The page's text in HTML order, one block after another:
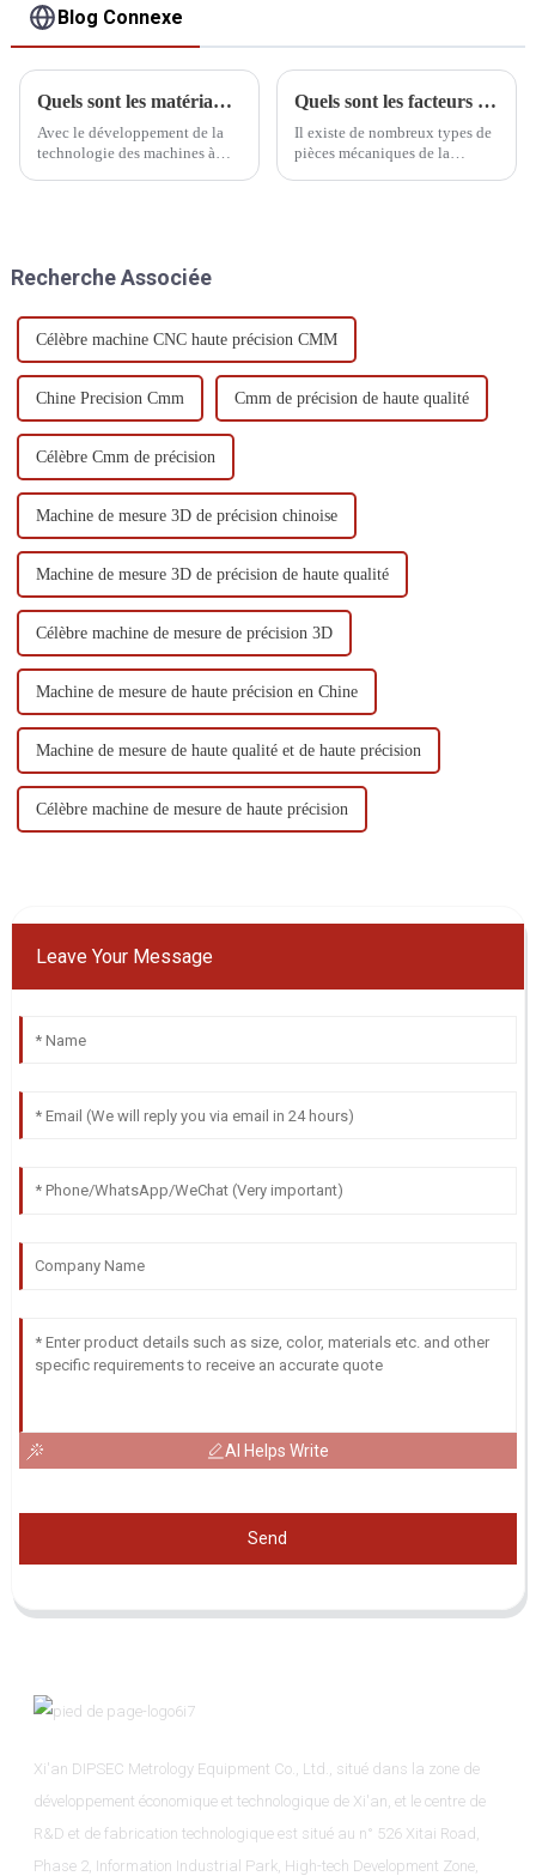
Blog Connexe
Quels sont les matériaux structurels courants du CMM
Avec le développement de la
technologie des machines à
précision de mesure,…
Quels sont les facteurs qui affectent les machines CMM ?
Il existe de nombreux types de
pièces mécaniques de la
Recherche Associée
Célèbre machine CNC haute précision CMM
Chine Precision Cmm Cmm de précision de haute qualité
Célèbre Cmm de précision
Machine de mesure 3D de précision chinoise
Machine de mesure 3D de précision de haute qualité
Célèbre machine de mesure de précision 3D
Machine de mesure de haute précision en Chine
Machine de mesure de haute qualité et de haute précision
Célèbre machine de mesure de haute précision
Leave Your Message
AI Helps Write
Send
Xi'an DIPSEC Metrology Equipment Co., Ltd., situé dans la zone de
développement économique et technologique de Xi'an, et le centre de
R&D et de fabrication technologique est situé au n° 526 Xitai Road,
Phase 2, Information Industrial Park, High-tech Development Zone,